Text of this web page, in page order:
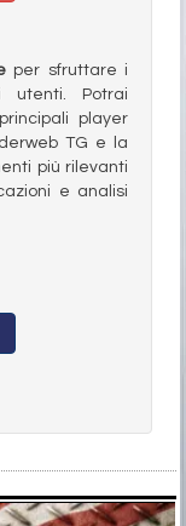
per sfruttare i
utenti. Potrai
player
TG e la
più rilevanti
e analisi